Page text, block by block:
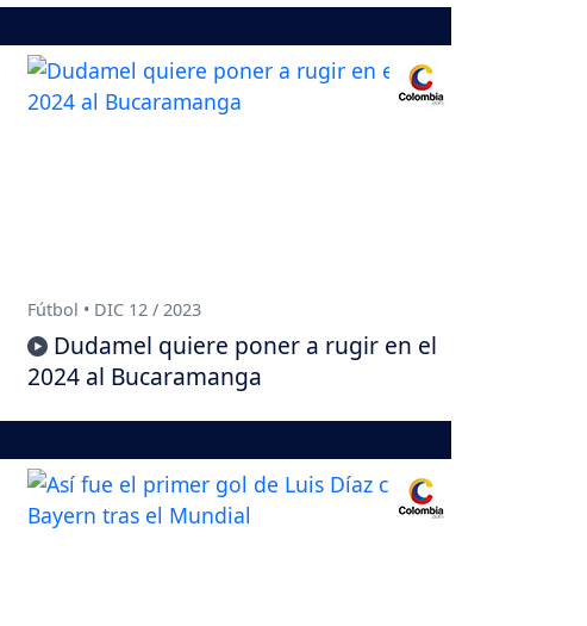
Fútbol • DIC 12 / 2023
Dudamel quiere poner a rugir en el
2024 al Bucaramanga